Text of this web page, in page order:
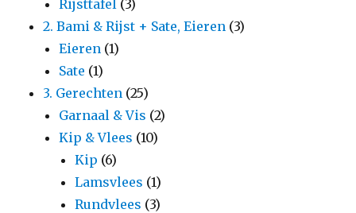
Rijsttafel (3)
2. Bami & Rijst + Sate, Eieren (3)
Eieren (1)
Sate (1)
3. Gerechten (25)
Garnaal & Vis (2)
Kip & Vlees (10)
Kip (6)
Lamsvlees (1)
Rundvlees (3)